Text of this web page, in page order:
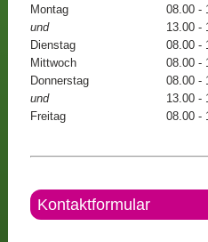
Montag
08.00 -
und
13.00 -
Dienstag
08.00 -
Mittwoch
08.00 -
Donnerstag
08.00 -
und
13.00 -
Freitag
08.00 -
Kontaktformular